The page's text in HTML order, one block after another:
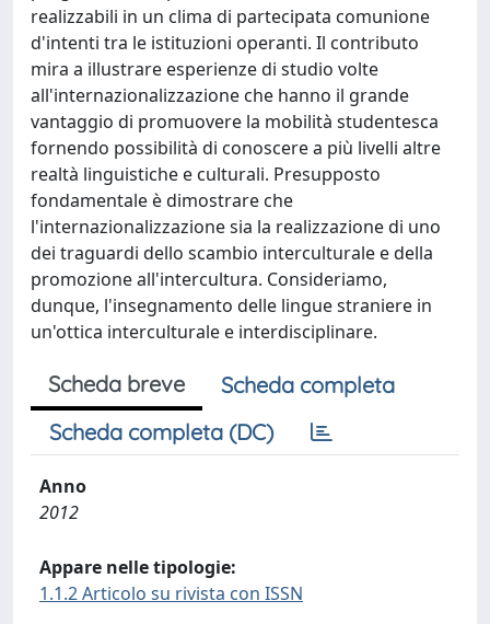
realizzabili in un clima di partecipata comunione
d'intenti tra le istituzioni operanti. Il contributo
mira a illustrare esperienze di studio volte
all'internazionalizzazione che hanno il grande
vantaggio di promuovere la mobilità studentesca
fornendo possibilità di conoscere a più livelli altre
realtà linguistiche e culturali. Presupposto
fondamentale è dimostrare che
l'internazionalizzazione sia la realizzazione di uno
dei traguardi dello scambio interculturale e della
promozione all'intercultura. Consideriamo,
dunque, l'insegnamento delle lingue straniere in
un'ottica interculturale e interdisciplinare.
Scheda breve
Scheda completa
Scheda completa (DC)
Anno
2012
Appare nelle tipologie:
1.1.2 Articolo su rivista con ISSN